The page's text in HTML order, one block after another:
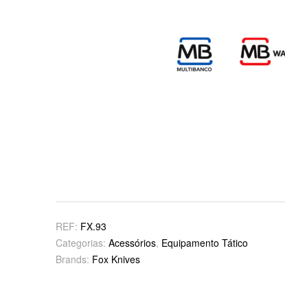
REF: FX.93
Categorias: Acessórios, Equipamento Tático
Brands: Fox Knives